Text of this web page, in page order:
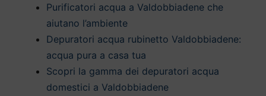
Purificatori acqua a Valdobbiadene che
aiutano l’ambiente
Depuratori acqua rubinetto Valdobbiadene:
acqua pura a casa tua
Scopri la gamma dei depuratori acqua
domestici a Valdobbiadene